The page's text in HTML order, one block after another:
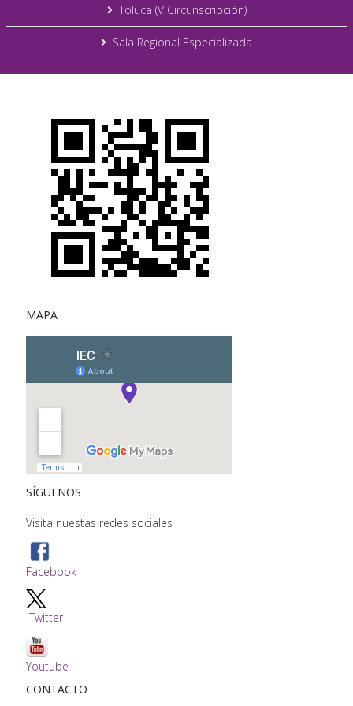
Toluca (V Circunscripción)
Sala Regional Especializada
MAPA
SÍGUENOS
Visita nuestas redes sociales
Facebook
Twitter
Youtube
CONTACTO